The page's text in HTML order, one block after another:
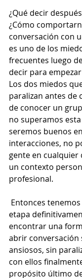
¿Qué decir
¿Cómo
conversación con
es uno de los
frecuentes luego
decir para
Los dos miedos
paralizan antes de
de conocer un
no superamos
seremos buenos
interacciones, no
gente en
un contexto
profesional.
etapa
encontrar una
abrir conversación
ansiosos, sin
con ellos
propósito último